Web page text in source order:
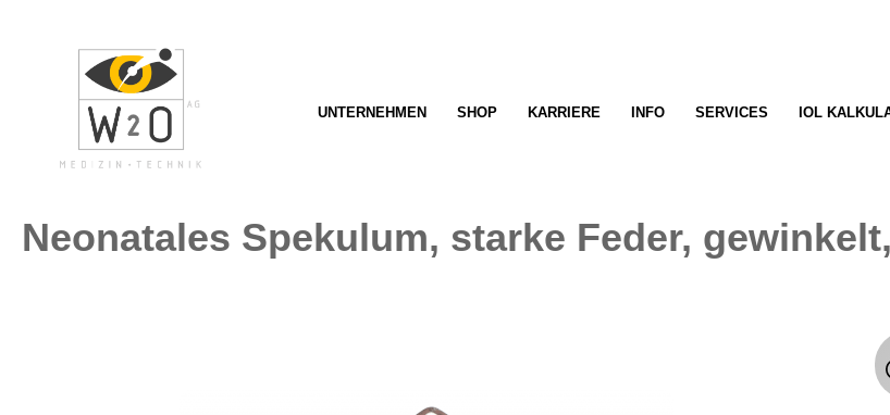
UNTERNEHMEN SHOP KARRIERE INFO SERVICES IOL
Neonatales Spekulum, starke Feder,